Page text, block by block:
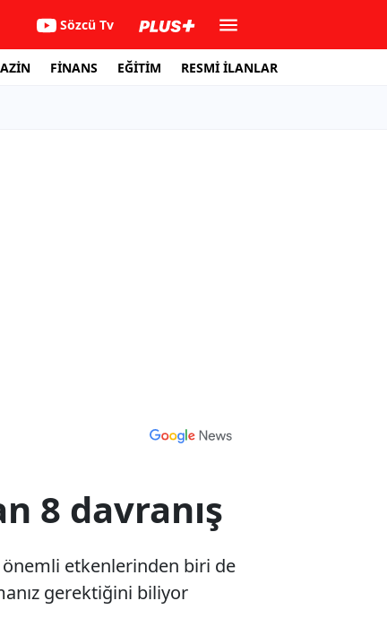
Sözcü Tv
FİNANS EĞİTİM RESMİ İLANLAR
8 davranış
önemli etkenlerinden biri de
gerektiğini biliyor